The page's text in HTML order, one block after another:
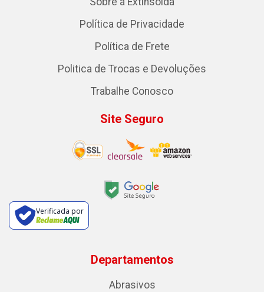
Política de Privacidade
Política de Frete
Politica de Trocas e Devoluções
Trabalhe Conosco
Site Seguro
Verificada por
Departamentos
Abrasivos